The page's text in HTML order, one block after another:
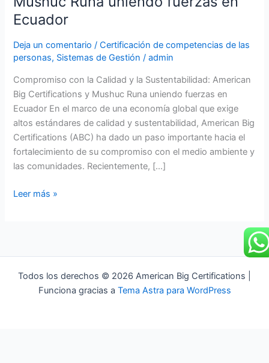
Ecuador
Deja un comentario /Certificación de competencias de las
personas, Sistemas de Gestión /admin
Compromiso con la Calidad y la Sustentabilidad: American
Big Certifications y Mushuc Runa uniendo fuerzas en
Ecuador En el marco de una economía global que exige
altos estándares de calidad y sustentabilidad, American Big
Certifications (ABC) ha dado un paso importante hacia el
fortalecimiento de su compromiso con el medio ambiente y
las comunidades. Recientemente, […]
Leer más »
Todos los derechos © 2026 American Big Certifications |
Funciona gracias a Tema Astra para WordPress